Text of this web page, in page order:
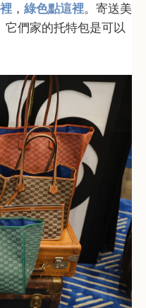
， 綠色點這裡。寄送美
們家的托特包是可以